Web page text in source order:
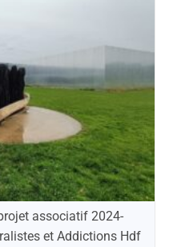
associatif 2024-
et Addictions Hdf